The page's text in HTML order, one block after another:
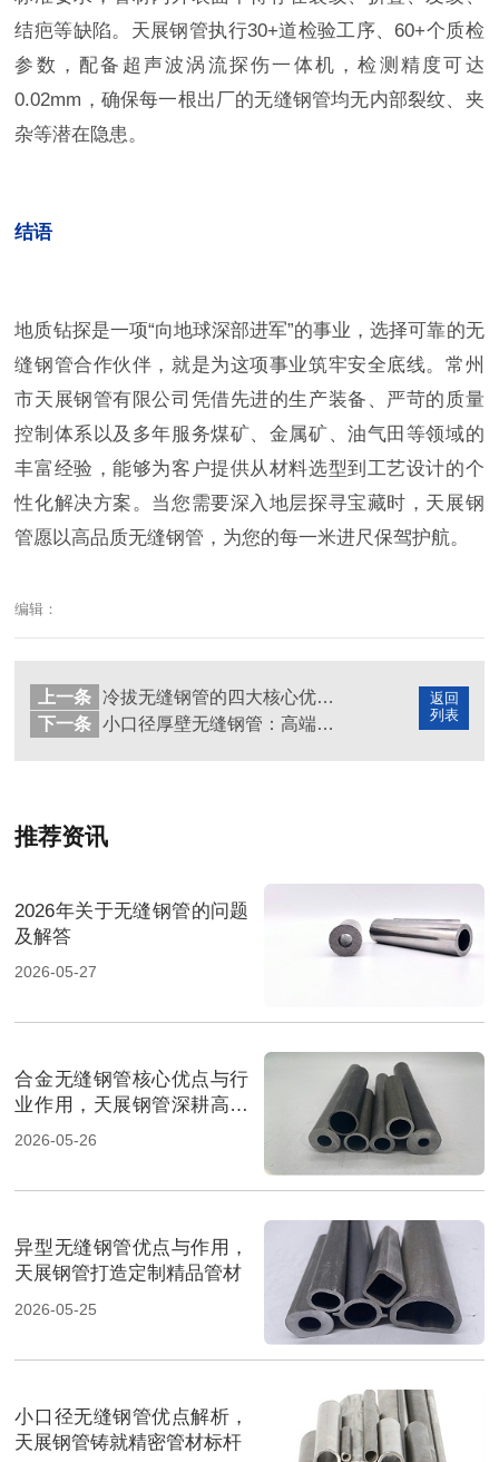
结疤等缺陷。天展钢管执行30+道检验工序、60+个质检
参数，配备超声波涡流探伤一体机，检测精度可达
0.02mm，确保每一根出厂的无缝钢管均无内部裂纹、夹
杂等潜在隐患。
结语
地质钻探是一项“向地球深部进军”的事业，选择可靠的无
缝钢管合作伙伴，就是为这项事业筑牢安全底线。常州
市天展钢管有限公司凭借先进的生产装备、严苛的质量
控制体系以及多年服务煤矿、金属矿、油气田等领域的
丰富经验，能够为客户提供从材料选型到工艺设计的个
性化解决方案。当您需要深入地层探寻宝藏时，天展钢
管愿以高品质无缝钢管，为您的每一米进尺保驾护航。
编辑：
返回
列表
上一条
冷拔无缝钢管的四大核心优势：赋能高端制造升级
下一条
小口径厚壁无缝钢管：高端装备制造的“精密骨骼”
推荐资讯
2026年关于无缝钢管的问题
及解答
2026-05-27
合金无缝钢管核心优点与行
业作用，天展钢管深耕高端
管材
2026-05-26
异型无缝钢管优点与作用，
天展钢管打造定制精品管材
2026-05-25
小口径无缝钢管优点解析，
天展钢管铸就精密管材标杆